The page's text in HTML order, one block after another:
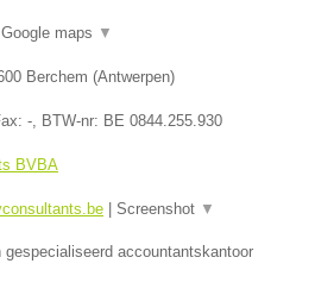
Google maps ▼
Berchem (Antwerpen)
- , BTW-nr: BE 0844.255.930
BVBA
Screenshot ▼
accountantskantoor